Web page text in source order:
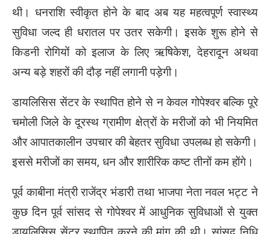
थी। धनराशि स्वीकृत होने के बाद अब यह महत्वपूर्ण स्वास्थ्य
सुविधा जल्द ही धरातल पर उतर सकेगी। इसके शुरू होने से
किडनी रोगियों को इलाज के लिए ऋषिकेश, देहरादून अथवा
अन्य बड़े शहरों की दौड़ नहीं लगानी पड़ेगी।
डायलिसिस सेंटर के स्थापित होने से न केवल गोपेश्वर बल्कि पूरे
चमोली जिले के दूरस्थ ग्रामीण क्षेत्रों के मरीजों को भी नियमित
और आपातकालीन उपचार की बेहतर सुविधा उपलब्ध हो सकेगी।
इससे मरीजों का समय, धन और शारीरिक कष्ट तीनों कम होंगे।
पूर्व काबीना मंत्रीराजेंद्र भंडारीतथा भाजपा नेता नवल भट्ट ने
कुछ दिन पूर्व सांसद से गोपेश्वर में आधुनिक सुविधाओं से युक्त